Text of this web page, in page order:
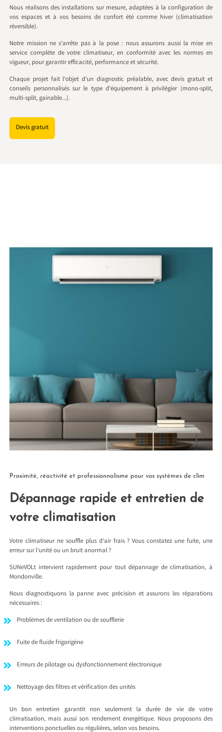
Nous réalisons des installations sur mesure, adaptées à la configuration de
vos espaces et à vos besoins de confort été comme hiver (climatisation
réversible).
Notre mission ne s’arrête pas à la pose : nous assurons aussi la mise en
service complète de votre climatiseur, en conformité avec les normes en
vigueur, pour garantir efficacité, performance et sécurité.
Chaque projet fait l’objet d’un diagnostic préalable, avec devis gratuit et
conseils personnalisés sur le type d’équipement à privilégier (mono-split,
multi-split, gainable…).
Devis gratuit
Proximité, réactivité et professionnalisme pour vos systèmes de clim
Dépannage rapide et entretien de
votre climatisation
Votre climatiseur ne souffle plus d’air frais ? Vous constatez une fuite, une
erreur sur l’unité ou un bruit anormal ?
SUNeVOLt intervient rapidement pour tout dépannage de climatisation, à
Mondonville.
Nous diagnostiquons la panne avec précision et assurons les réparations
nécessaires :
Problèmes de ventilation ou de soufflerie
Fuite de fluide frigorigène
Erreurs de pilotage ou dysfonctionnement électronique
Nettoyage des filtres et vérification des unités
Un bon entretien garantit non seulement la durée de vie de votre
climatisation, mais aussi son rendement énergétique. Nous proposons des
interventions ponctuelles ou régulières, selon vos besoins.